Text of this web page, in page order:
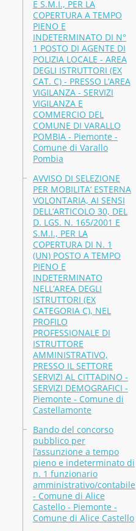
E S.M.I., PER LA
COPERTURA A TEMPO
PIENO E
INDETERMINATO DI N°
1 POSTO DI AGENTE DI
POLIZIA LOCALE - AREA
DEGLI ISTRUTTORI (EX
CAT. C) - PRESSO L’AREA
VIGILANZA - SERVIZI
VIGILANZA E
COMMERCIO DEL
COMUNE DI VARALLO
POMBIA - Piemonte -
Comune di Varallo
Pombia
AVVISO DI SELEZIONE
PER MOBILITA’ ESTERNA
VOLONTARIA, AI SENSI
DELL’ARTICOLO 30, DEL
D. LGS. N. 165/2001 E
S.M.I., PER LA
COPERTURA DI N. 1
(UN) POSTO A TEMPO
PIENO E
INDETERMINATO
NELL’AREA DEGLI
ISTRUTTORI (EX
CATEGORIA C), NEL
PROFILO
PROFESSIONALE DI
ISTRUTTORE
AMMINISTRATIVO,
PRESSO IL SETTORE
SERVIZI AL CITTADINO -
SERVIZI DEMOGRAFICI -
Piemonte - Comune di
Castellamonte
Bando del concorso
pubblico per
l’assunzione a tempo
pieno e indeterminato di
n. 1 funzionario
amministrativo/contabile
- Comune di Alice
Castello - Piemonte -
Comune di Alice Castello